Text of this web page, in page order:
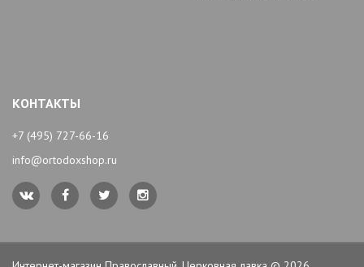
КОНТАКТЫ
+7 (495) 727-66-16
info@ortodoxshop.ru